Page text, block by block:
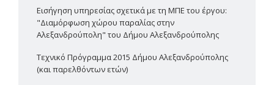
Εισήγηση υπηρεσίας σχετικά με τη ΜΠΕ του έργου:
"Διαμόρφωση χώρου παραλίας στην
Αλεξανδρούπολη" του Δήμου Αλεξανδρούπολης
Τεχνικό Πρόγραμμα 2015 Δήμου Αλεξανδρούπολης
(και παρελθόντων ετών)